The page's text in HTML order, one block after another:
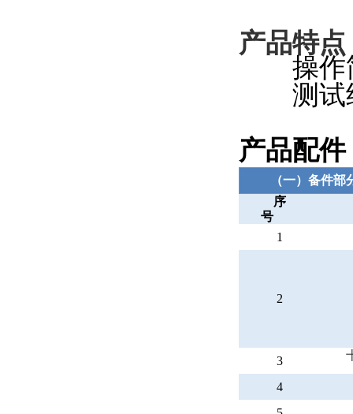
产品特点
操作简
测试
产品配件
（一）备件部
序
号
1
2
3
4